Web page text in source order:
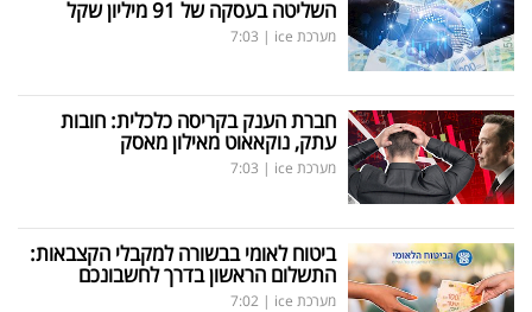
השליטה בעסקה של 91 מיליון שקל
מערכת ice |
7:03
חברת הענק בקריסה כלכלית: חובות
עתק, נוקאאוט מאילון מאסק
מערכת ice |
7:03
ביטוח לאומי בבשורה למקבלי הקצבאות:
התשלום הראשון בדרך לחשבונכם
מערכת ice |
7:02